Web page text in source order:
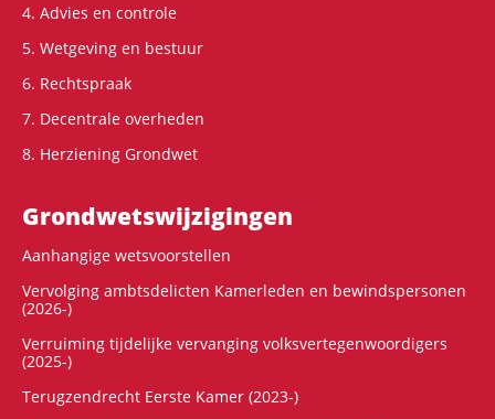
4. Advies en controle
5. Wetgeving en bestuur
6. Rechtspraak
7. Decentrale overheden
8. Herziening Grondwet
Grondwets­wijzigingen
Aanhangige wetsvoorstellen
Vervolging ambtsdelicten Kamerleden en bewindspersonen
(2026-)
Verruiming tijdelijke vervanging volksvertegenwoordigers
(2025-)
Terugzendrecht Eerste Kamer (2023-)